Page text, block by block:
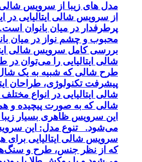
مدل های زیبا از سرویس شالی
از سرویس شالی ایتالیایی در
پرطرفدار در میان بانوان
محبوب و چشم نواز در میان
بررسی کامل سرویس شالی
شالی ایتالیایی را می‌توان
طرح شالی که شبیه به یک شال
پیشرفت تکنولوژی، طراحان
شالی ایتالیایی در انواع
شالی که به صورت پیچیده و
این سرویس ظاهری بسیار
می‌شود. تنوع مدل: این سرویس
سرویس شالی ایتالیایی